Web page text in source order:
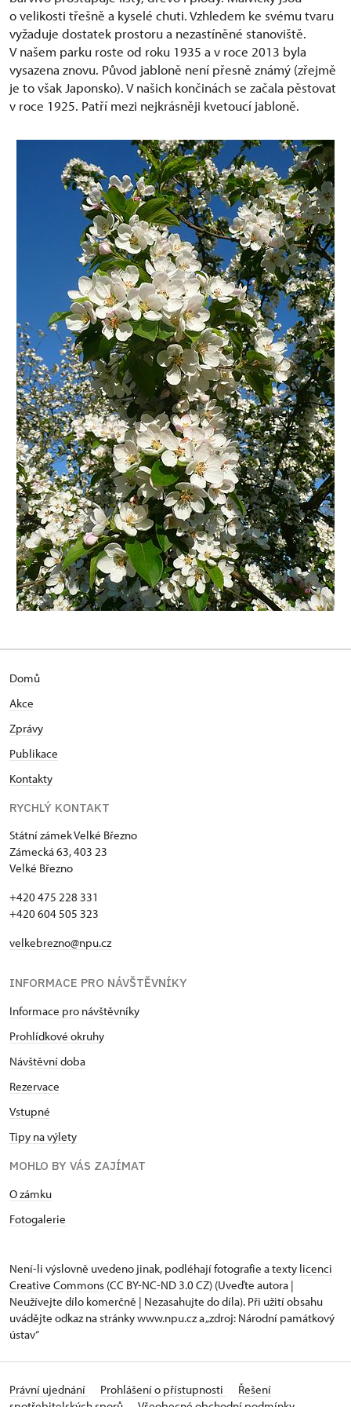
o velikosti třešně a kyselé chuti. Vzhledem ke svému tvaru
vyžaduje dostatek prostoru a nezastíněné stanoviště.
V našem parku roste od roku 1935 a v roce 2013 byla
vysazena znovu. Původ jabloně není přesně známý (zřejmě
je to však Japonsko). V našich končinách se začala pěstovat
v roce 1925. Patří mezi nejkrásněji kvetoucí jabloně.
Domů
Akce
Zprávy
Publikace
Kontakty
RYCHLÝ KONTAKT
Státní zámek Velké Březno
Zámecká 63, 403 23
Velké Březno
+420 475 228 331
+420 604 505 323
velkebrezno@npu.cz
INFORMACE PRO NÁVŠTĚVNÍKY
Informace pro návštěvníky
Prohlídkové okruhy
Návštěvní doba
Rezervace
Vstupné
Tipy na výlety
MOHLO BY VÁS ZAJÍMAT
O zámku
Fotogalerie
Není-li výslovně uvedeno jinak, podléhají fotografie a texty licenci
Creative Commons (CC BY-NC-ND 3.0 CZ) (Uveďte autora |
Neužívejte dílo komerčně | Nezasahujte do díla). Při užití obsahu
uvádějte odkaz na stránky www.npu.cz a „zdroj: Národní památkový
ústav“
Právní ujednání Prohlášení o přístupnosti
Řešení